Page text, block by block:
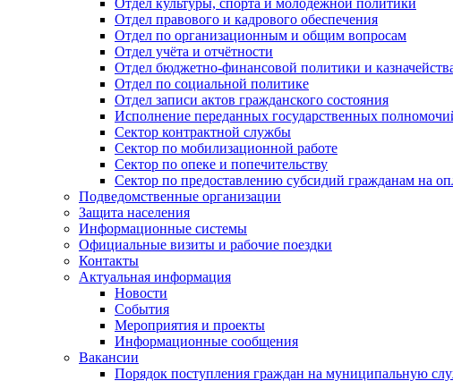
Отдел культуры, спорта и молодёжной политики
Отдел правового и кадрового обеспечения
Отдел по организационным и общим вопросам
Отдел учёта и отчётности
Отдел бюджетно-финансовой политики и
Отдел по социальной политике
Отдел записи актов гражданского состояния
Исполнение переданных государственных
Сектор контрактной службы
Сектор по мобилизационной работе
Сектор по опеке и попечительству
Сектор по предоставлению субсидий гражданам на
Подведомственные организации
Защита населения
Информационные системы
Официальные визиты и рабочие поездки
Контакты
Актуальная информация
Новости
События
Мероприятия и проекты
Информационные сообщения
Вакансии
Порядок поступления граждан на муниципальную